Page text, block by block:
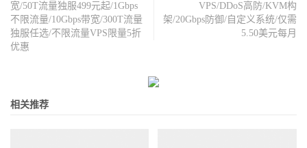
宽/50T流量独服499元起/1Gbps
不限流量/10Gbps带宽/300T流量
独服任选/不限流量VPS限量5折
优惠
VPS/DDoS高防/KVM构
架/20Gbps防御/自定义系统/仅需
5.50美元每月
相关推荐